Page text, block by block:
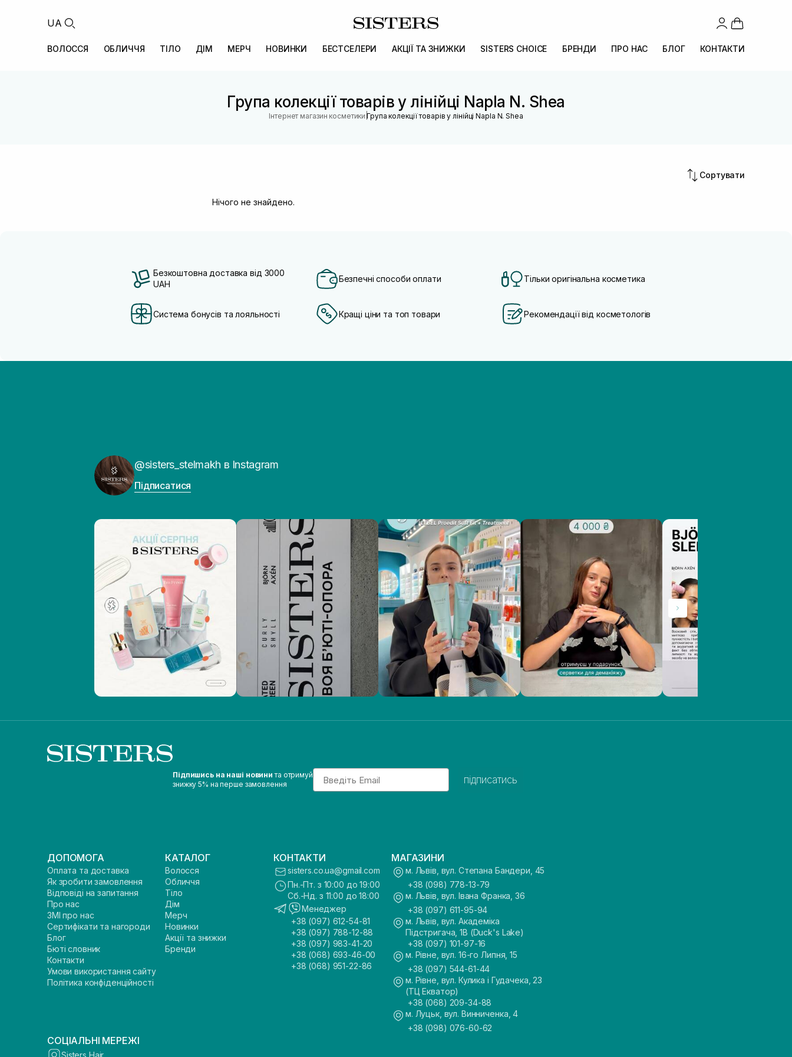
UA
ВОЛОССЯ ОБЛИЧЧЯ ТІЛО ДІМ МЕРЧ НОВИНКИ БЕСТСЕЛЕРИ АКЦІЇ ТА ЗНИЖКИ SISTERS CHOICE БРЕНДИ ПРО НАС БЛОГ КОНТАКТИ
Група колекції товарів у лінійці Napla N. Shea
Інтернет магазин косметики |Група колекції товарів у лінійці Napla N. Shea
Сортувати
Нічого не знайдено.
Безкоштовна доставка від 3000
UAH
Безпечні способи оплати Тільки оригінальна косметика
Система бонусів та лояльності Кращі ціни та топ товари Рекомендації від косметологів
@sisters_stelmakh в Instagram
Підписатися
Підпишись на наші новини та отримуй
знижку 5% на перше замовлення
Email
підписатись
ДОПОМОГА
Оплата та доставка
Як зробити замовлення
Відповіді на запитання
Про нас
ЗМІ про нас
Сертифікати та нагороди
Блог
Бюті словник
Контакти
Умови використання сайту
Політика конфіденційності
КАТАЛОГ
Волосся
Обличчя
Тіло
Дім
Мерч
Новинки
Акції та знижки
Бренди
КОНТАКТИ
sisters.co.ua@gmail.com
Пн.-Пт. з 10:00 до 19:00
Сб.-Нд. з 11:00 до 18:00
Менеджер
+38 (097) 612-54-81
+38 (097) 788-12-88
+38 (097) 983-41-20
+38 (068) 693-46-00
+38 (068) 951-22-86
МАГАЗИНИ
м. Львів, вул. Степана Бандери, 45
+38 (098) 778-13-79
м. Львів, вул. Івана Франка, 36
+38 (097) 611-95-94
м. Львів, вул. Академіка
Підстригача, 1В (Duck's Lake)
+38 (097) 101-97-16
м. Рівне, вул. 16-го Липня, 15
+38 (097) 544-61-44
м. Рівне, вул. Кулика і Гудачека, 23
(ТЦ Екватор)
+38 (068) 209-34-88
м. Луцьк, вул. Винниченка, 4
+38 (098) 076-60-62
СОЦІАЛЬНІ МЕРЕЖІ
Sisters Hair